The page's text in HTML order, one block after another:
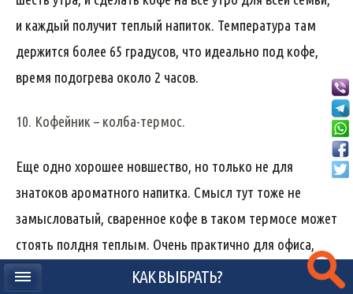
и каждый получит теплый напиток. Температура там
держится более 65 градусов, что идеально под кофе,
время подогрева около 2 часов.
10. Кофейник – колба-термос.
Еще одно хорошее новшество, но только не для
знатоков ароматного напитка. Смысл тут тоже не
замысловатый, сваренное кофе в таком термосе может
стоять полдня теплым. Очень практично для офиса,
когда выгоднее делать сразу 2 литра кофе и избежать
КАК ВЫБРАТЬ?